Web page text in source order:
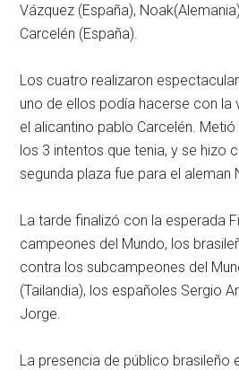
Vázquez (España),
Carcelén (España).
Los cuatro realizaron
uno de ellos podía hacerse con la
el alicantino pablo Carcelén.
los 3 intentos que tenia, y se hizo
segunda plaza fue para el aleman
La tarde finalizó con la esperada
campeones del Mundo, los
contra los subcampeones del
(Tailandia), los españoles Sergio
Jorge.
La presencia de público brasileño